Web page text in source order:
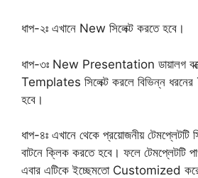
ধাপ-২ঃ এখানে New সিলেক্ট করতে হবে।
ধাপ-৩ঃ New Presentation ডায়ালগ
Templates সিলেক্ট করলে বিভিন্ন
হবে।
ধাপ-৪ঃ এখানে থেকে প্রয়োজনীয়
বাটনে ক্লিক করতে হবে। ফলে টেমপ্লেটটি
এবার এটিকে ইচ্ছেমতো Customized করে